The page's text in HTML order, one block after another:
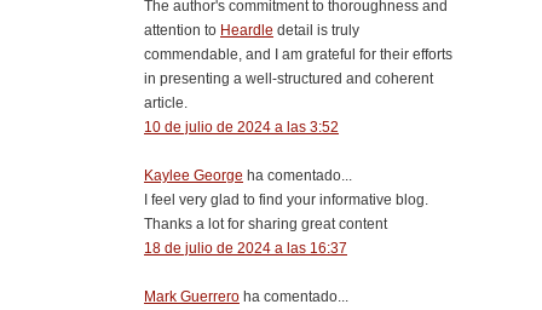
The author's commitment to thoroughness and
attention to Heardle detail is truly
commendable, and I am grateful for their efforts
in presenting a well-structured and coherent
article.
10 de julio de 2024 a las 3:52
Kaylee George ha comentado...
I feel very glad to find your informative blog.
Thanks a lot for sharing great content
18 de julio de 2024 a las 16:37
Mark Guerrero ha comentado...